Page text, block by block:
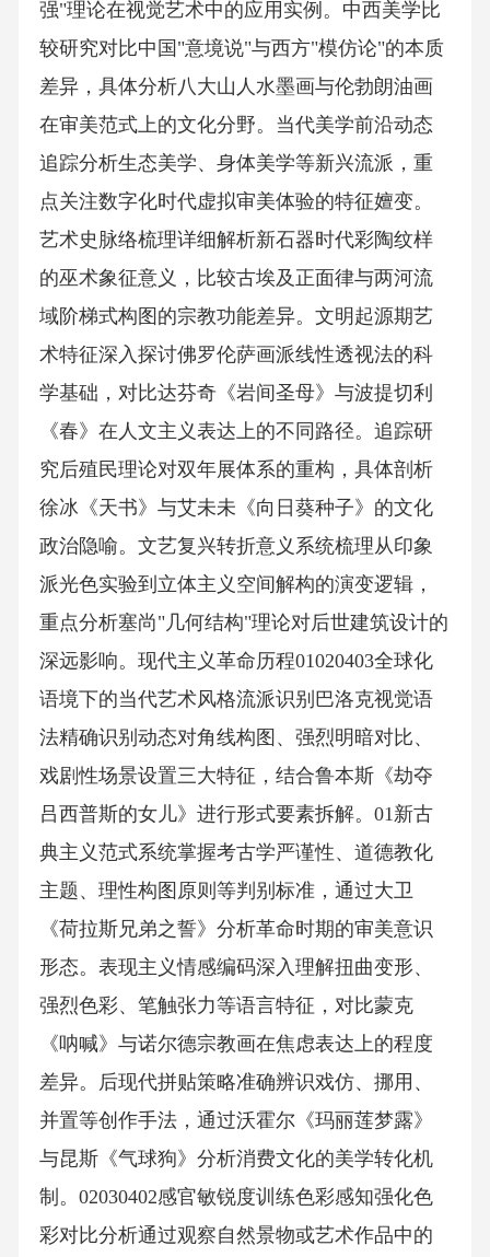
强"理论在视觉艺术中的应用实例。中西美学比
较研究对比中国"意境说"与西方"模仿论"的本质
差异，具体分析八大山人水墨画与伦勃朗油画
在审美范式上的文化分野。当代美学前沿动态
追踪分析生态美学、身体美学等新兴流派，重
点关注数字化时代虚拟审美体验的特征嬗变。
艺术史脉络梳理详细解析新石器时代彩陶纹样
的巫术象征意义，比较古埃及正面律与两河流
域阶梯式构图的宗教功能差异。文明起源期艺
术特征深入探讨佛罗伦萨画派线性透视法的科
学基础，对比达芬奇《岩间圣母》与波提切利
《春》在人文主义表达上的不同路径。追踪研
究后殖民理论对双年展体系的重构，具体剖析
徐冰《天书》与艾未未《向日葵种子》的文化
政治隐喻。文艺复兴转折意义系统梳理从印象
派光色实验到立体主义空间解构的演变逻辑，
重点分析塞尚"几何结构"理论对后世建筑设计的
深远影响。现代主义革命历程01020403全球化
语境下的当代艺术风格流派识别巴洛克视觉语
法精确识别动态对角线构图、强烈明暗对比、
戏剧性场景设置三大特征，结合鲁本斯《劫夺
吕西普斯的女儿》进行形式要素拆解。01新古
典主义范式系统掌握考古学严谨性、道德教化
主题、理性构图原则等判别标准，通过大卫
《荷拉斯兄弟之誓》分析革命时期的审美意识
形态。表现主义情感编码深入理解扭曲变形、
强烈色彩、笔触张力等语言特征，对比蒙克
《呐喊》与诺尔德宗教画在焦虑表达上的程度
差异。后现代拼贴策略准确辨识戏仿、挪用、
并置等创作手法，通过沃霍尔《玛丽莲梦露》
与昆斯《气球狗》分析消费文化的美学转化机
制。02030402感官敏锐度训练色彩感知强化色
彩对比分析通过观察自然景物或艺术作品中的